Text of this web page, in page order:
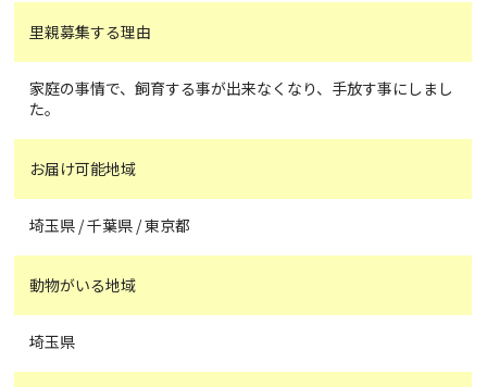
里親募集する理由
家庭の事情で、飼育する事が出来なくなり、手放す事にしまし
た。
お届け可能地域
埼玉県 / 千葉県 / 東京都
動物がいる地域
埼玉県